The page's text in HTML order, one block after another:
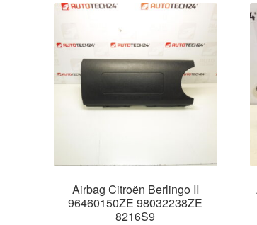
Airbag Citroën Berlingo II
96460150ZE 98032238ZE
8216S9